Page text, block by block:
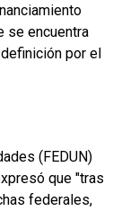
se encuentra
por el
(FEDUN)
que "tras
federales,